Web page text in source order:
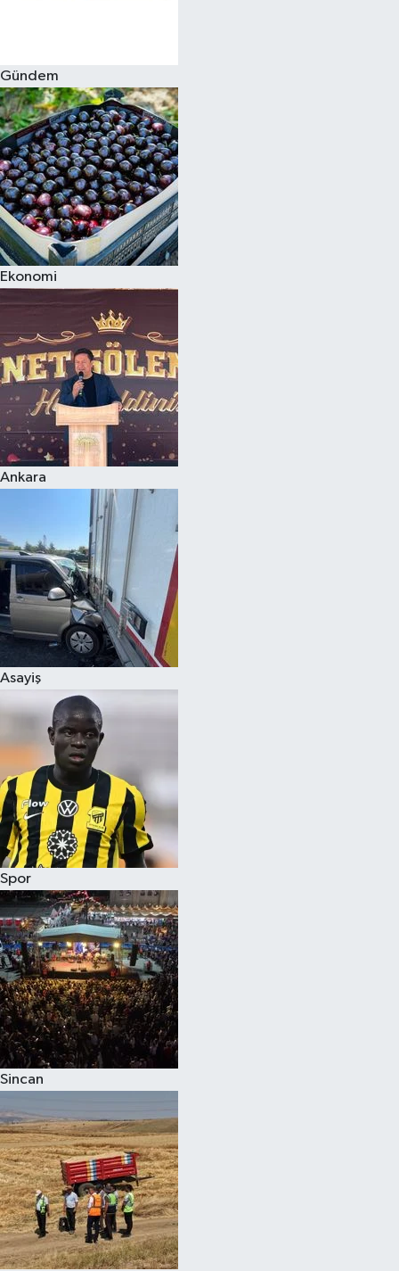
Gündem
Ekonomi
Ankara
Asayiş
Spor
Sincan
Burç Yorumları
Çocuk
Eğitim
Hava Durumu
Kadın
Kim kimdir?
Kültür Sanat
Sağlık
Siyaset
Teknoloji
Televizyon
Yaşam-Çevre